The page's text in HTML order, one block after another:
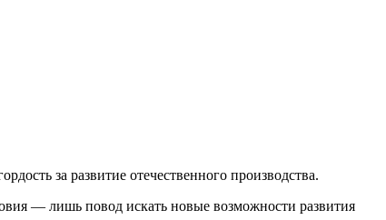
за развитие отечественного производства.
— лишь повод искать новые возможности развития